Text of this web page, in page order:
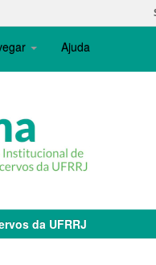
Ajuda
da UFRRJ